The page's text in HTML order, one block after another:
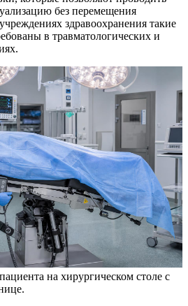
без перемещения
здравоохранения такие
в травматологических и
на хирургическом столе с